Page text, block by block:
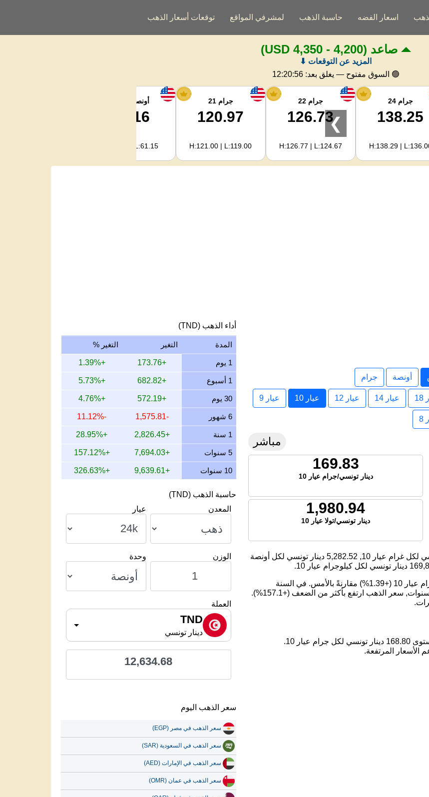
اسعار الفضه حاسبة الذهب لمشرفي المواقع توقعات أسعار الذهب
صاعد (4,200 - 4,350 USD)
المزيد عن التوقعات ⬇
🟢 السوق مفتوح — يغلق بعد: 12:20:55
جرام 24
138.25
H:138.29 |
جرام 22
126.73
H:126.77 | L:124.67
جرام 21
120.97
H:121.00 | L:119.00
أونصة الفضة
64.16
H:64.34 | L:61.15
❯
أونصة جرام
عيار 14 عيار 12 عيار 10 عيار 9
8
مباشر
169.83
دينار تونسي/جرام عيار 10
1,980.94
دينار تونسي/تولا عيار 10
لكل غرام عيار 10, 5,282.52 دينار تونسي لكل أونصة
دينار تونسي لكل كيلوجرام عيار 10.
اليوم، ارتفع سعر الذهب بمقدار 2.33 دينار تونسي لكل جرام عيار 10 (+1.39%) مقارنةً بالأمس. في السنة
الماضية, سعر الذهب ارتفع بمقدار 28.95%. على مدى 5 سنوات, سعر الذهب ارتفع بأكثر من الضعف (+157.1%).
الأسعار المرتفعة.
أداء الذهب (TND)
المدة التغير التغير %
1 يوم +173.76
+1.39%
1 أسبوع +682.82
+5.73%
30 يوم +572.19
+4.76%
6 شهور -1,575.81
-11.12%
1 سنة +2,826.45
+28.95%
5 سنوات +7,694.03
+157.12%
10 سنوات +9,639.61
+326.63%
حاسبة الذهب (TND)
المعدن
عيار
الوزن وحدة
العملة
TND
دينار تونسي
12,634.68
سعر الذهب اليوم
سعر الذهب في مصر (EGP)
سعر الذهب في السعودية (SAR)
سعر الذهب في الإمارات (AED)
سعر الذهب في عمان (OMR)